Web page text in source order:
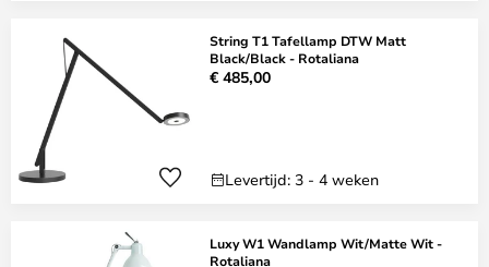
String T1 Tafellamp DTW Matt
Black/Black - Rotaliana
€ 485,00
Levertijd: 3 - 4 weken
Luxy W1 Wandlamp Wit/Matte Wit -
Rotaliana